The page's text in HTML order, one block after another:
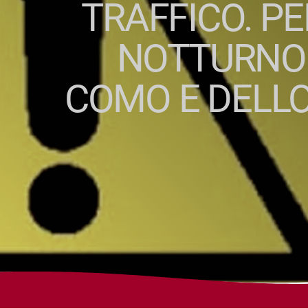
TRAFFICO.
COMO E